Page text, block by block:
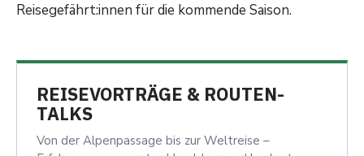
Reisegefährt:innen für die kommende Saison.
REISEVORTRÄGE & ROUTEN-
TALKS
Von der Alpenpassage bis zur Weltreise –